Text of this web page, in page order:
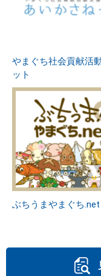
やまぐち社会貢献活
ット
ぶちうまやまぐち.net